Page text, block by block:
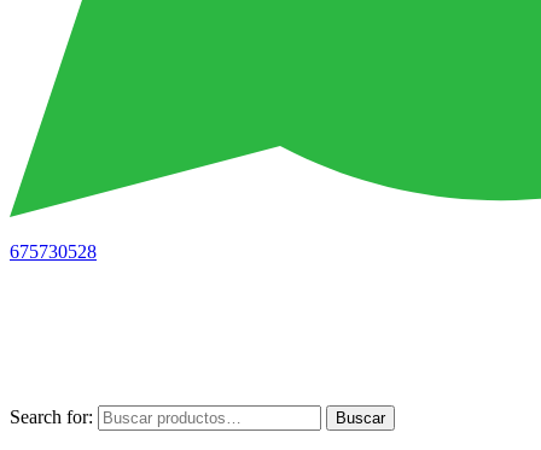
675730528
Search for: Buscar